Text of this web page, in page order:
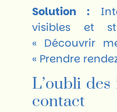
Solution :
visibles et
« Découvrir
« Prendre
L’oubli
contact